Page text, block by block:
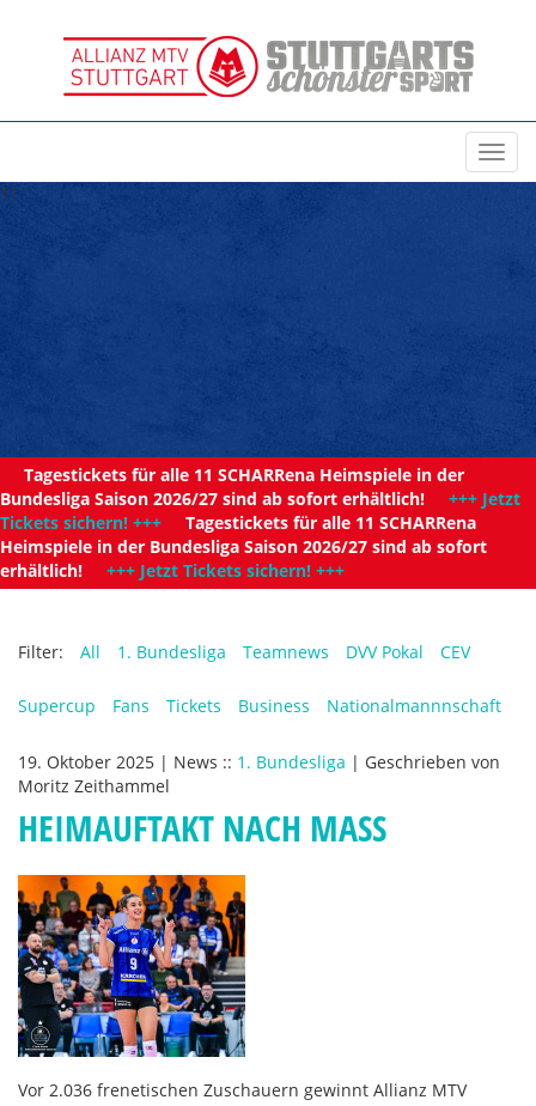
11
Tagestickets für alle 11 SCHARRena Heimspiele in der
Bundesliga Saison 2026/27 sind ab sofort erhältlich! +++ Jetzt
Tickets sichern! +++ Tagestickets für alle 11 SCHARRena
Heimspiele in der Bundesliga Saison 2026/27 sind ab sofort
erhältlich! +++ Jetzt Tickets sichern! +++
Filter: All 1. Bundesliga Teamnews DVV Pokal CEV
Supercup Fans Tickets Business Nationalmannnschaft
19. Oktober 2025 | News :: 1. Bundesliga | Geschrieben von
Moritz Zeithammel
HEIMAUFTAKT NACH MASS
Vor 2.036 frenetischen Zuschauern gewinnt Allianz MTV